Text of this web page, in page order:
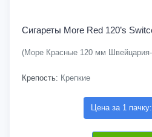
Сигареты More Red 120’s
(Море Красные 120 мм
Крепость: Крепкие
Цена за 1